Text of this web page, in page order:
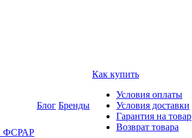
ФСРАР
Блог Бренды
Как купить
Условия оплаты
Условия доставки
Гарантия на товар
Возврат товара